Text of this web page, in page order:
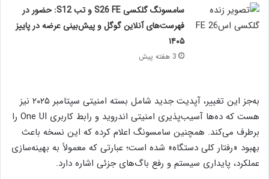
سامسونگ گلکسی S26 FE و تب S12: حضور در
فهرست‌های آنلاین گوگل و پیش‌بینی عرضه در پاییز
۱۴۰۵
3 هفته پیش
به‌جز این تغییر، آپدیت جدید شامل بسته امنیتی سپتامبر ۲۰۲۵ نیز
هست که ده‌ها آسیب‌پذیری امنیتی اندروید و رابط کاربری One UI را
برطرف می‌کند. همچنین سامسونگ اعلام کرده که این نسخه باعث
بهبود «رفتار کلی دستگاه» شده است؛ عبارتی که معمولاً به بهینه‌سازی
عملکرد، پایداری سیستم و رفع باگ‌های جزئی اشاره دارد.